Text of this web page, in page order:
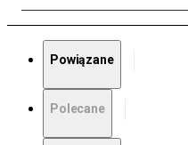
Powiązane
Polecane